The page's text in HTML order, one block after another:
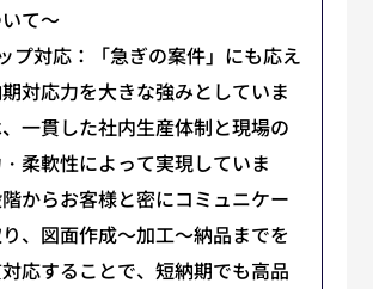
て～
プ対応：「急ぎの案件」にも応え
対応力を大きな強みとしていま
一貫した社内生産体制と現場の
柔軟性によって実現していま
からお客様と密にコミュニケー
、図面作成～加工～納品までを
応することで、短納期でも高品